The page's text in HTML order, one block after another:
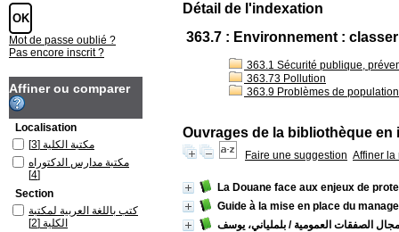
Détail de l'indexation
363.7 : Environnement :
363.1 Sécurité publique,
363.73 Pollution
363.9 Problèmes de population
Ouvrages de la bibliothèque en
Faire une suggestion Affiner la
La Douane face aux enjeux de
Guide à la mise en place du
مجال الصفقات العمومية / بلملياني، يوسف
Mot de passe oublié ?
Pas encore inscrit ?
Affiner ou comparer
Localisation
مكتبة الكلية [3]
مكتبة مدارس الدكتوراه
[4]
Section
كتب باللغة العربية لمكتبة
الكلية [2]